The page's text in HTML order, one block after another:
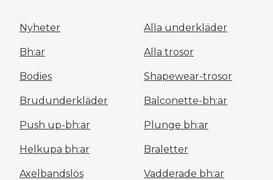
Nyheter Alla underkläder
Bh:ar Alla trosor
Bodies Shapewear-trosor
Brudunderkläder Balconette-bh:ar
Push up-bh:ar Plunge bh:ar
Helkupa bh:ar Braletter
Axelbandslös Vadderade bh:ar